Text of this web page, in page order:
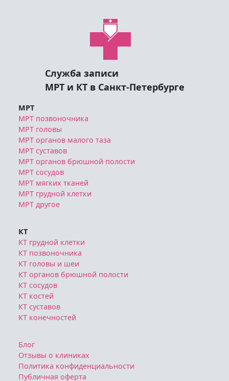
Служба записи
МРТ и КТ в Санкт-Петербурге
МРТ
МРТ позвоночника
МРТ головы
МРТ органов малого таза
МРТ суставов
МРТ органов брюшной полости
МРТ сосудов
МРТ мягких тканей
МРТ грудной клетки
МРТ другое
КТ
КТ грудной клетки
КТ позвоночника
КТ головы и шеи
КТ органов брюшной полости
КТ сосудов
КТ костей
КТ суставов
КТ конечностей
Блог
Отзывы о клиниках
Политика конфиденциальности
Публичная оферта